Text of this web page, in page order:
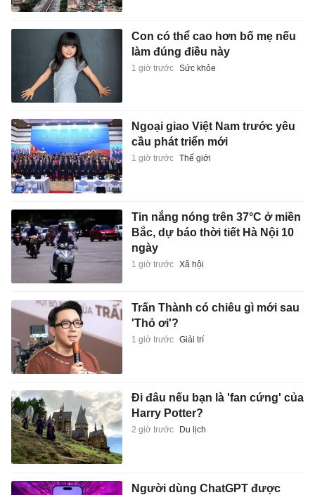
Con có thể cao hơn bố mẹ nếu
làm đúng điều này
1 giờ trước Sức khỏe
Ngoại giao Việt Nam trước yêu
cầu phát triển mới
1 giờ trước Thế giới
Tin nắng nóng trên 37°C ở miền
Bắc, dự báo thời tiết Hà Nội 10
ngày
1 giờ trước Xã hội
Trấn Thành có chiêu gì mới sau
'Thỏ ơi'?
1 giờ trước Giải trí
Đi đâu nếu bạn là 'fan cứng' của
Harry Potter?
2 giờ trước Du lịch
Người dùng ChatGPT được